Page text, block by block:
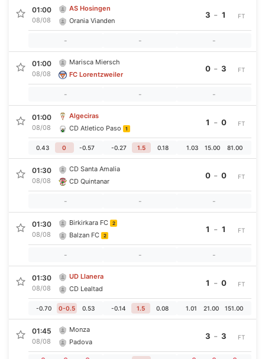
01:00
08/08
AS Hosingen
Orania Vianden
3 - 1
- - -
FT
01:00
08/08
Marisca Miersch
FC Lorentzweiler
0 - 3
- - -
FT
01:00
08/08
Algeciras
CD Atletico Paso
1
1 - 0
0.43 0 -0.57 -0.27 1.5 0.18 1.03 15.00 81.00
FT
01:30
08/08
CD Santa Amalia
CD Quintanar
0 - 0
- - -
FT
01:30
08/08
Birkirkara FC 2
Balzan FC 2
1 - 1
- - -
FT
01:30
08/08
UD Llanera
CD Lealtad
1 - 0
-0.70 0-0.5 0.53 -0.14 1.5 0.08 1.01 21.00 151.00
FT
01:45
08/08
Monza
Padova
3 - 3 FT